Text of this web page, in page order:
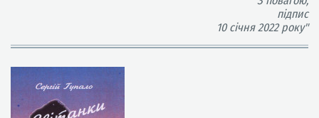
підпис
10 січня 2022 року"